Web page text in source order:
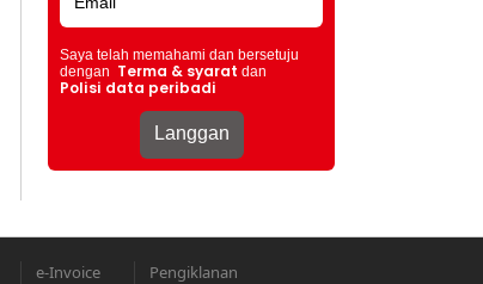
Saya telah memahami dan bersetuju
dengan Terma & syarat dan
Polisi data peribadi
e-Invoice Pengiklanan